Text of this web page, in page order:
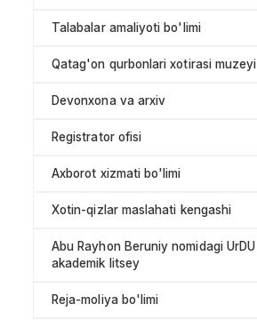
Talabalar amaliyoti bo'limi
Qatag'on qurbonlari xotirasi muzeyi
Devonxona va arxiv
Registrator ofisi
Axborot xizmati bo'limi
Xotin-qizlar maslahati kengashi
Abu Rayhon Beruniy nomidagi UrDU
akademik litsey
Reja-moliya bo'limi